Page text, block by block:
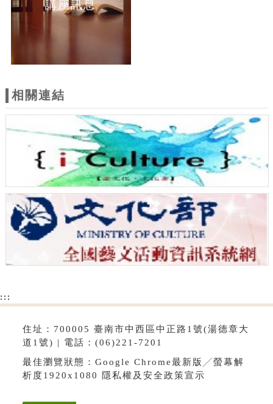
講座訊息
相關連結
:::
住址：700005 臺南市中西區中正路1號(湯德章大
道1號) | 電話：(06)221-7201
最佳瀏覽狀態：Google Chrome最新版╱螢幕解
析度1920x1080 隱私權及安全政策宣示